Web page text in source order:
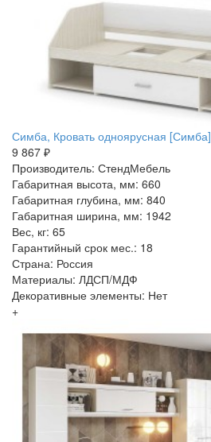
Симба, Кровать одноярусная [Симба]
9 867 ₽
Производитель: СтендМебель
Габаритная высота, мм: 660
Габаритная глубина, мм: 840
Габаритная ширина, мм: 1942
Вес, кг: 65
Гарантийный срок мес.: 18
Страна: Россия
Материалы: ЛДСП/МДФ
Декоративные элементы: Нет
+